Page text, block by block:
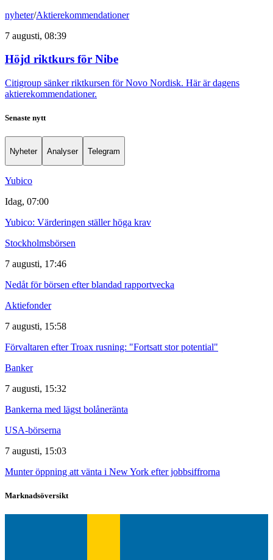
nyheter/Aktierekommendationer
7 augusti, 08:39
Höjd riktkurs för Nibe
Citigroup sänker riktkursen för Novo Nordisk. Här är dagens
aktierekommendationer.
Senaste nytt
Nyheter Analyser Telegram
Yubico
Idag, 07:00
Yubico: Värderingen ställer höga krav
Stockholmsbörsen
7 augusti, 17:46
Nedåt för börsen efter blandad rapportvecka
Aktiefonder
7 augusti, 15:58
Förvaltaren efter Troax rusning: "Fortsatt stor potential"
Banker
7 augusti, 15:32
Bankerna med lägst bolåneränta
USA-börserna
7 augusti, 15:03
Munter öppning att vänta i New York efter jobbsiffrorna
Marknadsöversikt